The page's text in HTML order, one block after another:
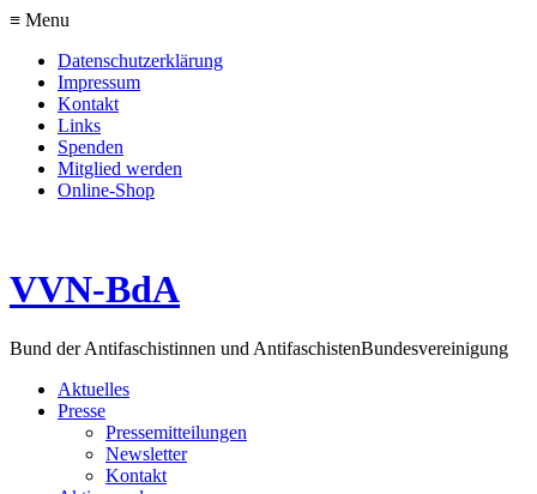
≡ Menu
Datenschutzerklärung
Impressum
Kontakt
Links
Spenden
Mitglied werden
Online-Shop
VVN-BdA
Bund der Antifaschistinnen und AntifaschistenBundesvereinigung
Aktuelles
Presse
Pressemitteilungen
Newsletter
Kontakt